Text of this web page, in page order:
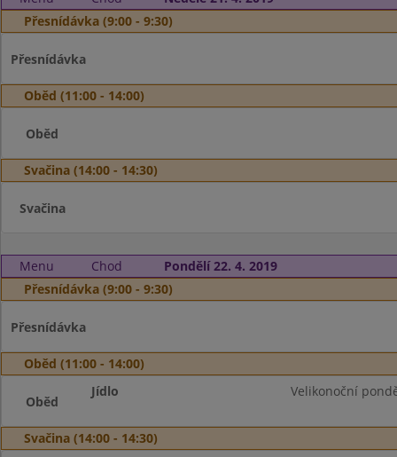
Přesnídávka (9:00 - 9:30)
Přesnídávka
Oběd (11:00 - 14:00)
Oběd
Svačina (14:00 - 14:30)
Svačina
Menu Chod
Pondělí 22. 4. 2019
Přesnídávka (9:00 - 9:30)
Přesnídávka
Oběd (11:00 - 14:00)
Oběd
Jídlo Velikonoční
Svačina (14:00 - 14:30)